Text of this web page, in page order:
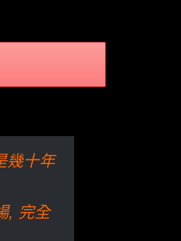
幾十年
, 完全